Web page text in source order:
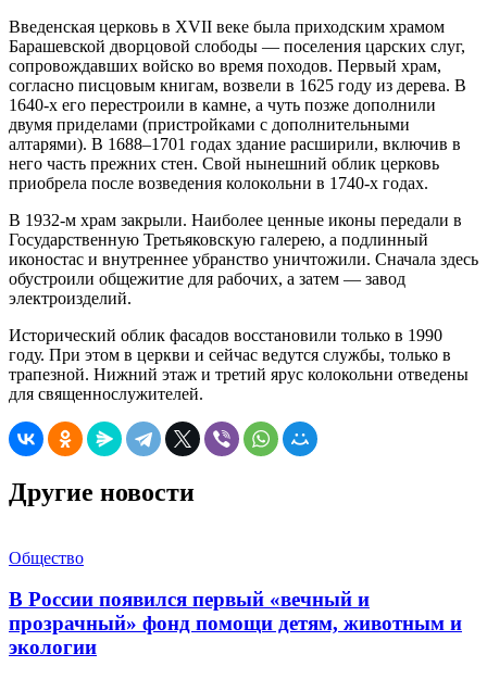
Введенская церковь в XVII веке была приходским храмом
Барашевской дворцовой слободы — поселения царских слуг,
сопровождавших войско во время походов. Первый храм,
согласно писцовым книгам, возвели в 1625 году из дерева. В
1640-х его перестроили в камне, а чуть позже дополнили
двумя приделами (пристройками с дополнительными
алтарями). В 1688–1701 годах здание расширили, включив в
него часть прежних стен. Свой нынешний облик церковь
приобрела после возведения колокольни в 1740-х годах.
В 1932-м храм закрыли. Наиболее ценные иконы передали в
Государственную Третьяковскую галерею, а подлинный
иконостас и внутреннее убранство уничтожили. Сначала здесь
обустроили общежитие для рабочих, а затем — завод
электроизделий.
Исторический облик фасадов восстановили только в 1990
году. При этом в церкви и сейчас ведутся службы, только в
трапезной. Нижний этаж и третий ярус колокольни отведены
для священнослужителей.
Другие новости
Общество
В России появился первый «вечный и
прозрачный» фонд помощи детям, животным и
экологии